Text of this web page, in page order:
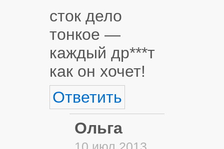
сток дело
тонкое —
каждый др***т
как он хочет!
Ответить
Ольга